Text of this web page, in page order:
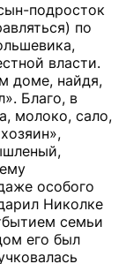
подросток
по
власти.
доме, найдя,
Благо, в
молоко, сало,
особого
Николке
семьи
его был